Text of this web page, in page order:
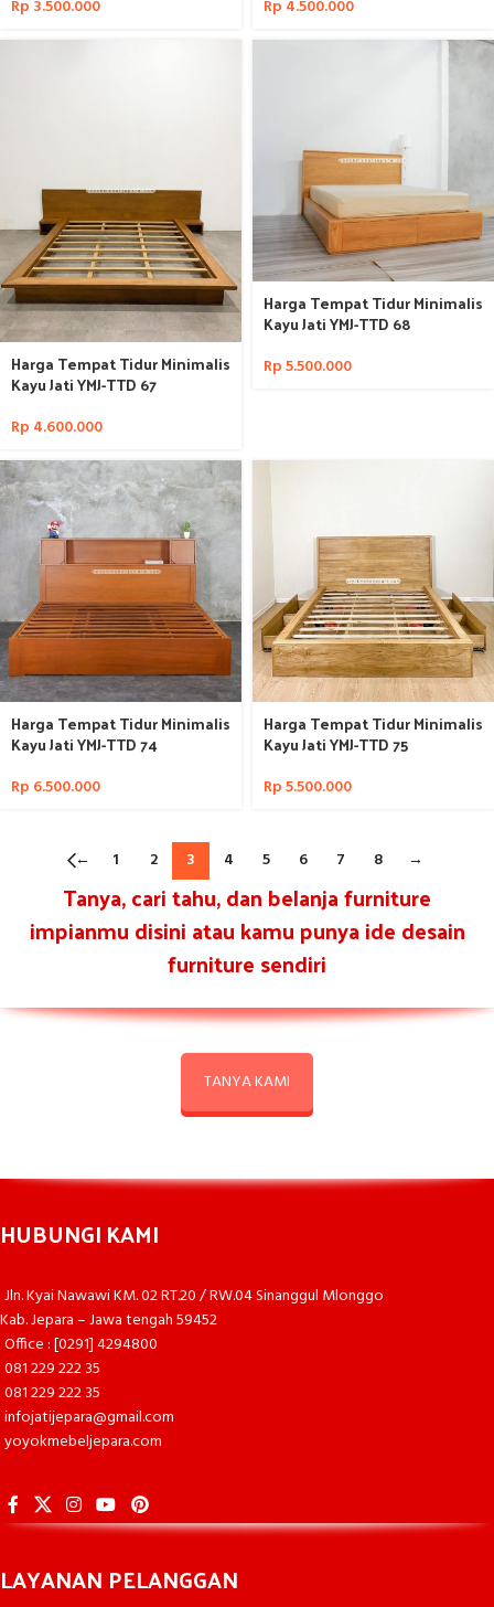
Rp 3.500.000 Rp 4.500.000
Harga Tempat Tidur Minimalis
Kayu Jati YMJ-TTD 67
Rp 4.600.000
Harga Tempat Tidur Minimalis
Kayu Jati YMJ-TTD 68
Rp5.500.000
Harga Tempat Tidur Minimalis
Kayu Jati YMJ-TTD 74
Rp 6.500.000
Harga Tempat Tidur Minimalis
Kayu Jati YMJ-TTD 75
Rp5.500.000
← 1 2 3 4 5 6 7 8 →
Tanya, cari tahu, dan belanja furniture
impianmu disini atau kamu punya ide desain
furniture sendiri
TANYA KAMI
HUBUNGI KAMI
Jln. Kyai Nawawi KM. 02 RT.20 / RW.04 Sinanggul Mlonggo
Kab. Jepara – Jawa tengah 59452
Office : [0291] 4294800
081 229 222 35
081 229 222 35
infojatijepara@gmail.com
yoyokmebeljepara.com
LAYANAN PELANGGAN